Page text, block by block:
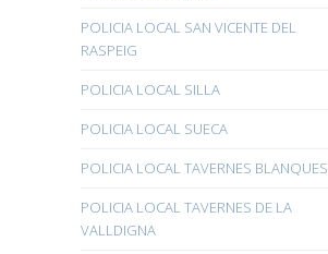
POLICIA LOCAL SAN VICENTE DEL
RASPEIG
POLICIA LOCAL SILLA
POLICIA LOCAL SUECA
POLICIA LOCAL TAVERNES BLANQUES
POLICIA LOCAL TAVERNES DE LA
VALLDIGNA